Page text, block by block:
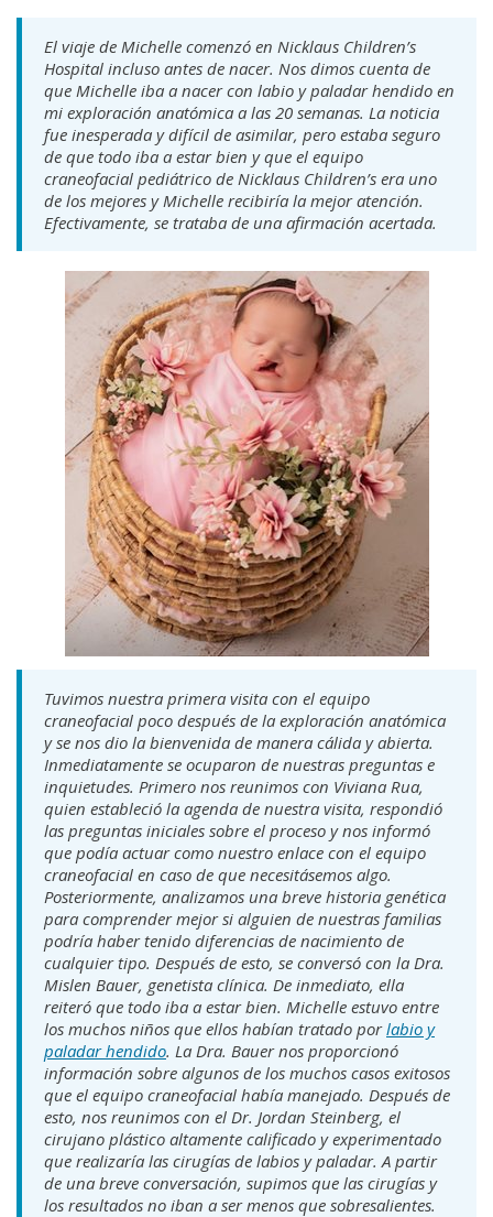
El viaje de Michelle comenzó en Nicklaus Children’s
Hospital incluso antes de nacer. Nos dimos cuenta de
que Michelle iba a nacer con labio y paladar hendido en
mi exploración anatómica a las 20 semanas. La noticia
fue inesperada y difícil de asimilar, pero estaba seguro
de que todo iba a estar bien y que el equipo
craneofacial pediátrico de Nicklaus Children’s era uno
de los mejores y Michelle recibiría la mejor atención.
Efectivamente, se trataba de una afirmación acertada.
Tuvimos nuestra primera visita con el equipo
craneofacial poco después de la exploración anatómica
y se nos dio la bienvenida de manera cálida y abierta.
Inmediatamente se ocuparon de nuestras preguntas e
inquietudes. Primero nos reunimos con Viviana Rua,
quien estableció la agenda de nuestra visita, respondió
las preguntas iniciales sobre el proceso y nos informó
que podía actuar como nuestro enlace con el equipo
craneofacial en caso de que necesitásemos algo.
Posteriormente, analizamos una breve historia genética
para comprender mejor si alguien de nuestras familias
podría haber tenido diferencias de nacimiento de
cualquier tipo. Después de esto, se conversó con la Dra.
Mislen Bauer, genetista clínica. De inmediato, ella
reiteró que todo iba a estar bien. Michelle estuvo entre
los muchos niños que ellos habían tratado porlabio y
paladar hendido. La Dra. Bauer nos proporcionó
información sobre algunos de los muchos casos exitosos
que el equipo craneofacial había manejado. Después de
esto, nos reunimos con el Dr. Jordan Steinberg, el
cirujano plástico altamente calificado y experimentado
que realizaría las cirugías de labios y paladar. A partir
de una breve conversación, supimos que las cirugías y
los resultados no iban a ser menos que sobresalientes.